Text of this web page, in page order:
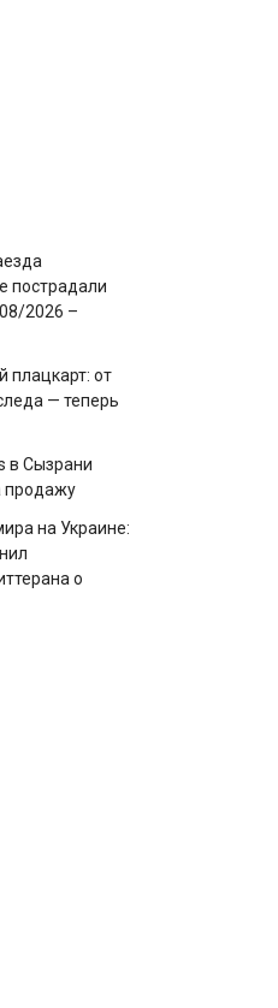
пострадали
2026 –
плацкарт: от
— теперь
в Сызрани
продажу
на Украине:
о
у